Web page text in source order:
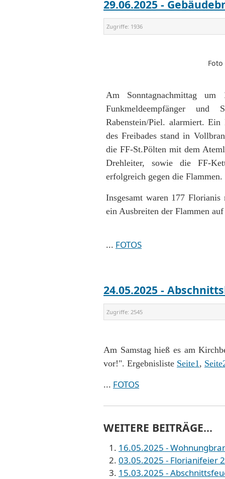
29.06.2025 -
Zugriffe: 1936
Am Sonntagnachmittag
Funkmeldeempfänger und
Rabenstein/Piel. alarmiert.
des Freibades stand in
die FF-St.Pölten mit dem
Drehleiter, sowie die FF-
erfolgreich gegen die Flammen.
Insgesamt waren 177
ein Ausbreiten der Flammen
... FOTOS
24.05.2025 -
Zugriffe: 2545
Am Samstag hieß es am
vor!". Ergebnisliste Seite1,
... FOTOS
WEITERE BEITRÄGE...
16.05.2025 -
03.05.2025 - Florianifeier
15.03.2025 -